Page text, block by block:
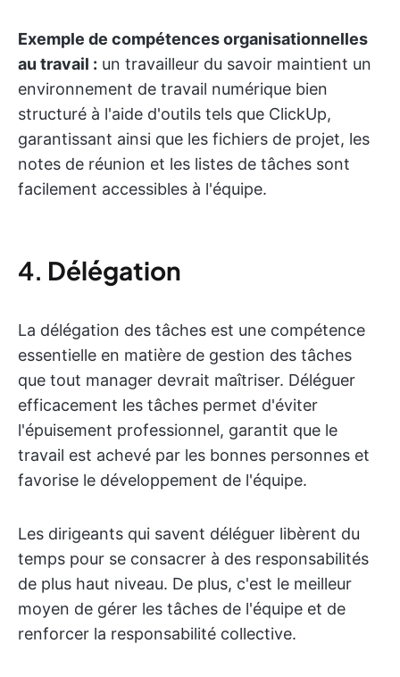
Exemple de compétences organisationnelles
au travail : un travailleur du savoir maintient un
environnement de travail numérique bien
structuré à l'aide d'outils tels que ClickUp,
garantissant ainsi que les fichiers de projet, les
notes de réunion et les listes de tâches sont
facilement accessibles à l'équipe.
4. Délégation
La délégation des tâches est une compétence
essentielle en matière de gestion des tâches
que tout manager devrait maîtriser. Déléguer
efficacement les tâches permet d'éviter
l'épuisement professionnel, garantit que le
travail est achevé par les bonnes personnes et
favorise le développement de l'équipe.
Les dirigeants qui savent déléguer libèrent du
temps pour se consacrer à des responsabilités
de plus haut niveau. De plus, c'est le meilleur
moyen de gérer les tâches de l'équipe et de
renforcer la responsabilité collective.